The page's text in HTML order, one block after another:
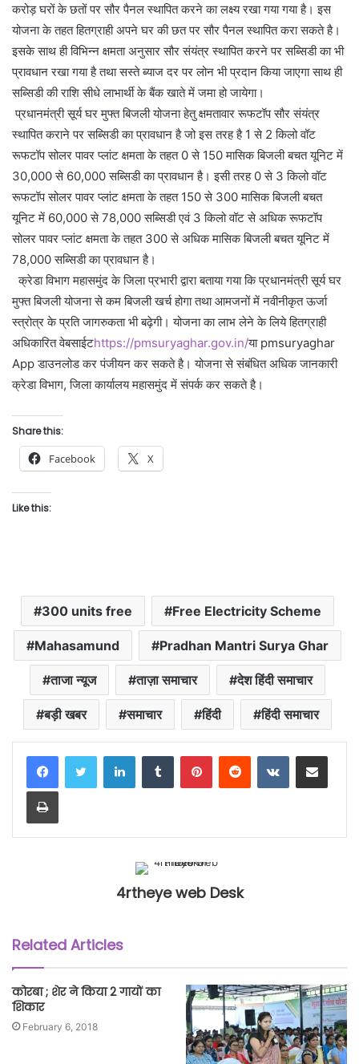
करोड़ घरों के छतों पर सौर पैनल स्थापित करने का लक्ष्य रखा गया गया है। इस
योजना के तहत हितग्राही अपने घर की छत पर सौर पैनल स्थापित करा सकते है।
इसके साथ ही विभिन्न क्षमता अनुसार सौर संयंत्र स्थापित करने पर सब्सिडी का भी
प्रावधान रखा गया है तथा सस्ते ब्याज दर पर लोन भी प्रदान किया जाएगा साथ ही
सब्सिडी की राशि सीधे लाभार्थी के बैंक खाते में जमा हो जायेगा।
प्रधानमंत्री सूर्य घर मुफ्त बिजली योजना हेतु क्षमतावार रूफटॉप सौर संयंत्र
स्थापित कराने पर सब्सिडी का प्रावधान है जो इस तरह है 1 से 2 किलो वॉट
रूफटॉप सोलर पावर प्लांट क्षमता के तहत 0 से 150 मासिक बिजली बचत यूनिट में
30,000 से 60,000 सब्सिडी का प्रावधान है। इसी तरह 0 से 3 किलो वॉट
रूफटॉप सोलर पावर प्लांट क्षमता के तहत 150 से 300 मासिक बिजली बचत
यूनिट में 60,000 से 78,000 सब्सिडी एवं 3 किलो वॉट से अधिक रूफटॉप
सोलर पावर प्लांट क्षमता के तहत 300 से अधिक मासिक बिजली बचत यूनिट में
78,000 सब्सिडी का प्रावधान है।
क्रेडा विभाग महासमुंद के जिला प्रभारी द्वारा बताया गया कि प्रधानमंत्री सूर्य घर
मुफ्त बिजली योजना से कम बिजली खर्च होगा तथा आमजनों में नवीनीकृत ऊर्जा
स्त्रोत्र के प्रति जागरुकता भी बढ़ेगी। योजना का लाभ लेने के लिये हितग्राही
अधिकारित वेबसाईटhttps://pmsuryaghar.gov.in/या pmsuryaghar
App डाउनलोड कर पंजीयन कर सकते है। योजना से संबंधित अधिक जानकारी
क्रेडा विभाग, जिला कार्यालय महासमुंद में संपर्क कर सकते है।
Share this:
Facebook X
Like this:
300 units free Free Electricity Scheme
Mahasamund Pradhan Mantri Surya Ghar
ताजा न्यूज ताज़ा समाचार देश हिंदी समाचार
बड़ी खबर समाचार हिंदी हिंदी समाचार
LinkedInTumblr PinterestReddit VKontakteShare via Email
Print
4rtheye web Desk
Related Articles
कोरबा ; शेर ने किया 2 गायों का
शिकार
February 6, 2018